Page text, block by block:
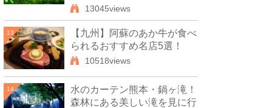
13045views
13
【九州】阿蘇のあか牛が食べ
られるおすすめ名店5選！
10518views
14
水のカーテン熊本・鍋ヶ滝！
森林にある美しい滝を見に行